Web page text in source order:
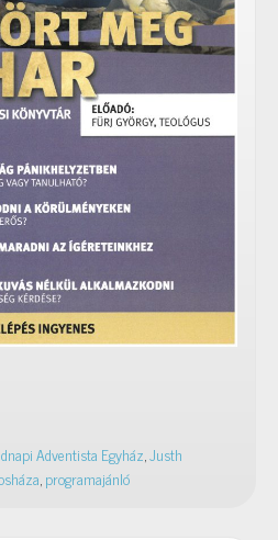
Adventista Egyház,Justh
,programajánló